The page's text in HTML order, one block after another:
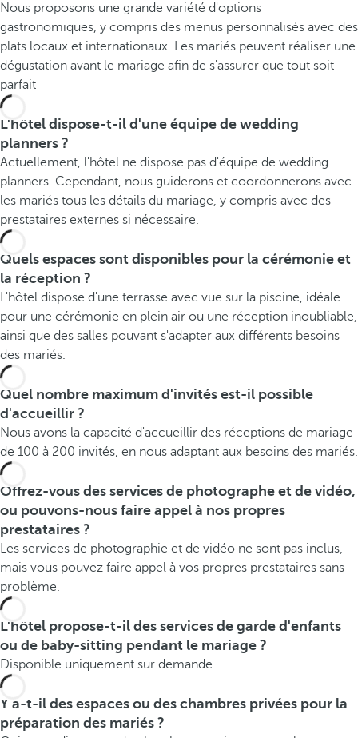
Nous proposons une grande variété d'options
gastronomiques, y compris des menus personnalisés avec des
plats locaux et internationaux. Les mariés peuvent réaliser une
dégustation avant le mariage afin de s'assurer que tout soit
parfait
L'hôtel dispose-t-il d'une équipe de wedding
planners ?
Actuellement, l'hôtel ne dispose pas d'équipe de wedding
planners. Cependant, nous guiderons et coordonnerons avec
les mariés tous les détails du mariage, y compris avec des
prestataires externes si nécessaire.
Quels espaces sont disponibles pour la cérémonie et
la réception ?
L'hôtel dispose d'une terrasse avec vue sur la piscine, idéale
pour une cérémonie en plein air ou une réception inoubliable,
ainsi que des salles pouvant s'adapter aux différents besoins
des mariés.
Quel nombre maximum d'invités est-il possible
d'accueillir ?
Nous avons la capacité d'accueillir des réceptions de mariage
de 100 à 200 invités, en nous adaptant aux besoins des mariés.
Offrez-vous des services de photographe et de vidéo,
ou pouvons-nous faire appel à nos propres
prestataires ?
Les services de photographie et de vidéo ne sont pas inclus,
mais vous pouvez faire appel à vos propres prestataires sans
problème.
L'hôtel propose-t-il des services de garde d'enfants
ou de baby-sitting pendant le mariage ?
Disponible uniquement sur demande.
Y a-t-il des espaces ou des chambres privées pour la
préparation des mariés ?